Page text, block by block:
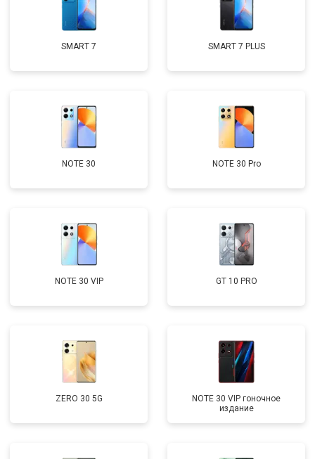
SMART 7 SMART 7 PLUS
NOTE 30 NOTE 30 Pro
NOTE 30 VIP GT 10 PRO
ZERO 30 5G
NOTE 30 VIP гоночное
издание